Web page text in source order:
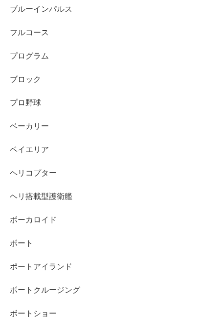
ブルーインパルス
フルコース
プログラム
ブロック
プロ野球
ベーカリー
ベイエリア
ヘリコプター
ヘリ搭載型護衛艦
ボーカロイド
ボート
ポートアイランド
ボートクルージング
ボートショー